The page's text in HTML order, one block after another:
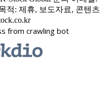
적: 제휴, 보도자료, 콘텐츠